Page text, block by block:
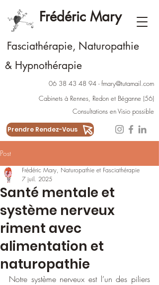
Frédéric Mary
06 38 43 48 94 -fmary@tutamail.com
Cabinets à Rennes, Redon et Béganne (56)
Consultations en Visio possible
Prendre Rendez-Vous
Fasciathérapie, Naturopathie
& Hypnothérapie
Post
Santé mentale et
système nerveux
riment avec
alimentation et
naturopathie
Frédéric Mary, Naturopathie et Fasciathérapie
7 juil. 2025
Notre système nerveux est l’un des piliers